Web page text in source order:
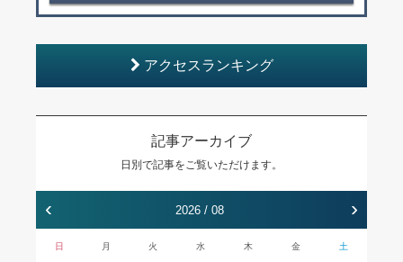
アクセスランキング
記事アーカイブ
日別で記事をご覧いただけます。
‹ 2026 / 08 ›
日 月 火 水 木 金 土